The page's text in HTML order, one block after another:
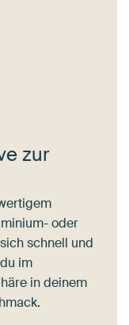
zur
oder
schnell und
im
in deinem